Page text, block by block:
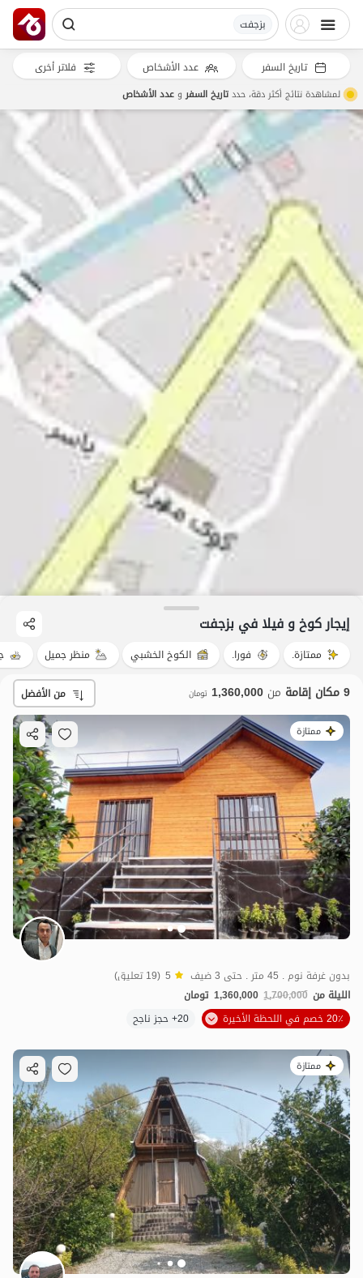
بزجفت
إيجار كوخ و فيلا في بزجفت
ممتازة. فورا. الكوخ الخشبي منظر جميل
9 مكان إقامة من 1,360,000 تومان من الأفضل
ممتازة
بدون غرفة نوم . 45 متر . حتى 3 ضيف 5 (19 تعليق)
الليلة من 1,700,000
1,360,000 تومان
20٪ خصم في اللحظة الأخيرة
20+ حجز ناجح
ممتازة
تاريخ السفر عدد الأشخاص فلاتر أخرى
لمشاهدة نتائج أكثر دقة، حددتاريخ السفروعدد الأشخاص